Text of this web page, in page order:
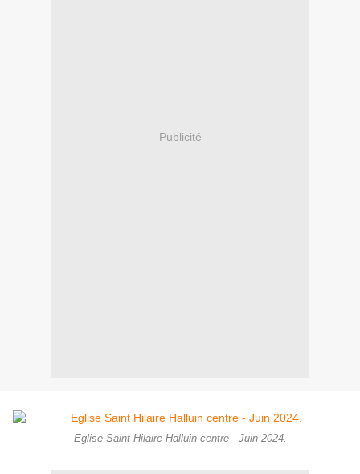
Publicité
Eglise Saint Hilaire Halluin centre - Juin 2024.